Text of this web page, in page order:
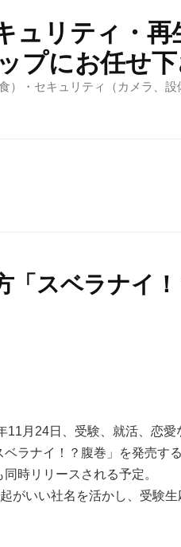
ュリティ・
プにお任せ下
）・セキュリティ（カメラ、
「スベラナイ
11月24日、受験、就活、恋愛
ベラナイ！？腹巻」を発売す
時リリースされる予定。
がいい社名を活かし、受験生